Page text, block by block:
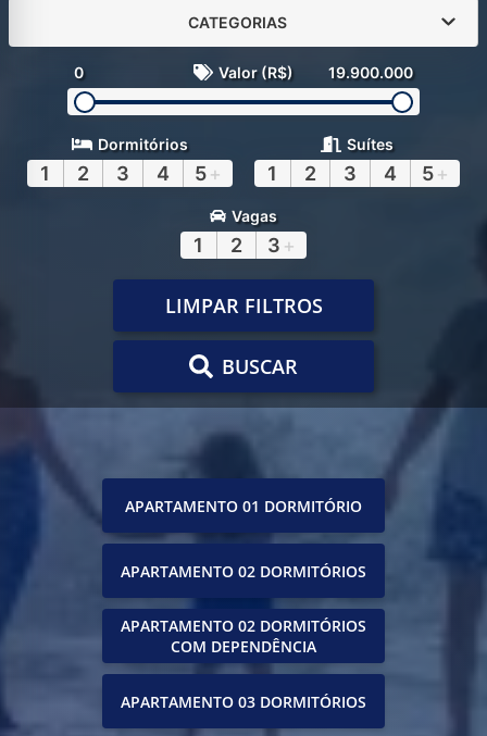
CATEGORIAS
0 Valor (R$) 19.900.000
Dormitórios
1 2 3 4 5+
Suítes
1 2 3 4 5+
Vagas
1 2 3 +
LIMPAR FILTROS
BUSCAR
APARTAMENTO 01 DORMITÓRIO
APARTAMENTO 02 DORMITÓRIOS
APARTAMENTO 02 DORMITÓRIOS
COM DEPENDÊNCIA
APARTAMENTO 03 DORMITÓRIOS